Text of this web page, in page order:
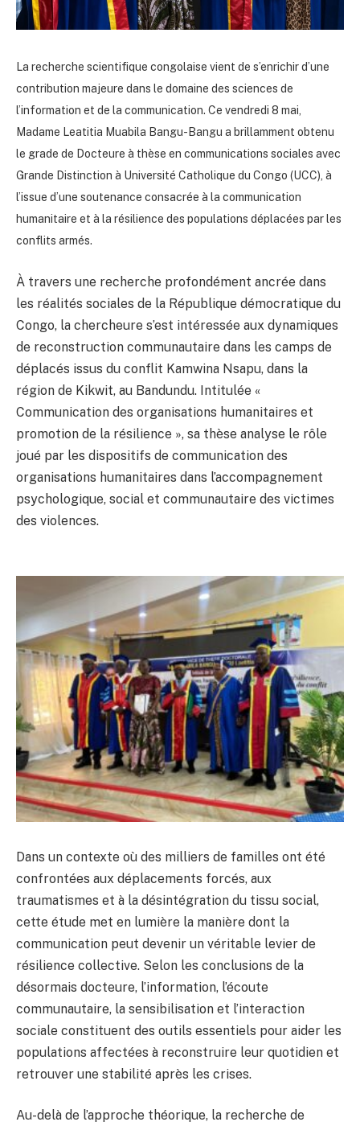
La recherche scientifique congolaise vient de s’enrichir d’une
contribution majeure dans le domaine des sciences de
l’information et de la communication. Ce vendredi 8 mai,
Madame Leatitia Muabila Bangu-Bangu a brillamment obtenu
le grade de Docteure à thèse en communications sociales avec
Grande Distinction à Université Catholique du Congo (UCC), à
l’issue d’une soutenance consacrée à la communication
humanitaire et à la résilience des populations déplacées par les
conflits armés.
À travers une recherche profondément ancrée dans
les réalités sociales de la République démocratique du
Congo, la chercheure s’est intéressée aux dynamiques
de reconstruction communautaire dans les camps de
déplacés issus du conflit Kamwina Nsapu, dans la
région de Kikwit, au Bandundu. Intitulée «
Communication des organisations humanitaires et
promotion de la résilience », sa thèse analyse le rôle
joué par les dispositifs de communication des
organisations humanitaires dans l’accompagnement
psychologique, social et communautaire des victimes
des violences.
Dans un contexte où des milliers de familles ont été
confrontées aux déplacements forcés, aux
traumatismes et à la désintégration du tissu social,
cette étude met en lumière la manière dont la
communication peut devenir un véritable levier de
résilience collective. Selon les conclusions de la
désormais docteure, l’information, l’écoute
communautaire, la sensibilisation et l’interaction
sociale constituent des outils essentiels pour aider les
populations affectées à reconstruire leur quotidien et
retrouver une stabilité après les crises.
Au-delà de l’approche théorique, la recherche de